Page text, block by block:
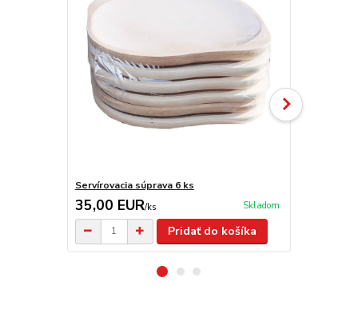
Servírovacia súprava 6 ks
35,00 EUR/ks Skladom
Pridať do košíka